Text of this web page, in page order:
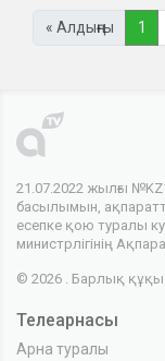
« Алдыңғы 1
21.07.2022 жылғы
басылымын,
есепке қою туралы
министрлігінің
© 2026 . Барлық
Телеарнасы
Арна туралы